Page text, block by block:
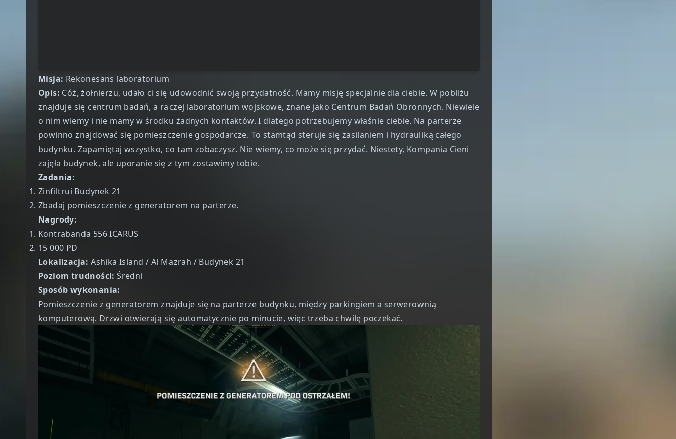
Misja: Rekonesans laboratorium
Opis: Cóż, żołnierzu, udało ci się udowodnić swoją przydatność. Mamy misję specjalnie dla ciebie. W pobliżu
znajduje się centrum badań, a raczej laboratorium wojskowe, znane jako Centrum Badań Obronnych. Niewiele
o nim wiemy i nie mamy w środku żadnych kontaktów. I dlatego potrzebujemy właśnie ciebie. Na parterze
powinno znajdować się pomieszczenie gospodarcze. To stamtąd steruje się zasilaniem i hydrauliką całego
budynku. Zapamiętaj wszystko, co tam zobaczysz. Nie wiemy, co może się przydać. Niestety, Kompania Cieni
zajęła budynek, ale uporanie się z tym zostawimy tobie.
Zadania:
Zinfiltrui Budynek 21
Zbadaj pomieszczenie z generatorem na parterze.
Nagrody:
Kontrabanda 556 ICARUS
15 000 PD
Lokalizacja: Ashika Island/Al Mazrah/ Budynek 21
Poziom trudności:Średni
Sposób wykonania:
Pomieszczenie z generatorem znajduje się na parterze budynku, między parkingiem a serwerownią
komputerową. Drzwi otwierają się automatycznie po minucie, więc trzeba chwilę poczekać.